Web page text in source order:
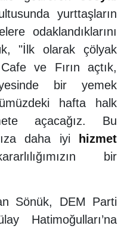
yurttaşların
odaklandıklarını
"İlk olarak çölyak
ve Fırın açtık,
bir yemek
hafta halk
açacağız. Bu
daha iyi
hizmet
bir
Sönük, DEM Parti
Hatimoğulları’na